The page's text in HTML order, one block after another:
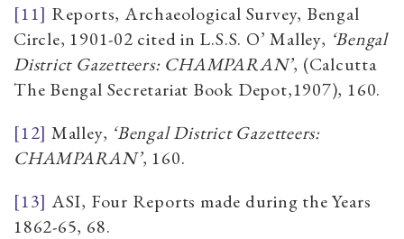
[11] Reports, Archaeological Survey, Bengal
Circle, 1901-02 cited in L.S.S. O’ Malley, ‘Bengal
District Gazetteers: CHAMPARAN’, (Calcutta
The Bengal Secretariat Book Depot,1907), 160.
[12] Malley, ‘Bengal District Gazetteers:
CHAMPARAN’, 160.
[13] ASI, Four Reports made during the Years
1862-65, 68.